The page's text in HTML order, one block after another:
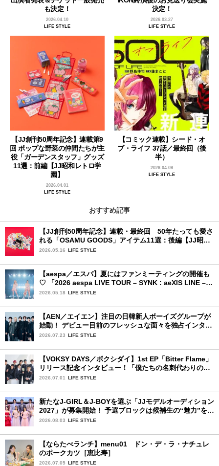
も決定！
2026.04.10
LIFE STYLE
決定！
2026.03.27
LIFE STYLE
【JJ創刊50周年記念】連載第9
回 ポップな野菜の仲間たちが主
役「ガーデンスタッフ」グッズ
11選：前編【JJ昭和レトロ学
園】
2026.04.01
LIFE STYLE
【コミック連載】シード・オ
ブ・ライフ 37話／最終回（後
半）
2026.04.09
LIFE STYLE
おすすめ記事
【JJ創刊50周年記念】連載・最終回 50年たっても愛さ
れる「OSAMU GOODS」アイテム11選：後編【JJ昭和
レトロ学園】
2026.05.16 LIFE STYLE
【aespa／エスパ】夏にはファンミーティングの開催も
♡ 「2026 aespa LIVE TOUR – SYNK : aeXIS LINE – in
JAPAN [SPECIAL EDITION DOME TOUR] 」東京ドー
2026.05.18 LIFE STYLE
【AEN／エイエン】注目の日韓新人ボーイズグループが
始動！ デビュー目前のフレッシュな面々を独占インタビ
ュー。7人の魅力に迫ります♪
2026.07.23 LIFE STYLE
【VOKSY DAYS／ボクシダイ】1st EP「Bitter Flame」
リリース記念インタビュー！「僕たちの名刺代わりのよ
うなアルバム」
2026.07.01 LIFE STYLE
新たなJ-GIRL＆J-BOYを選ぶ「JJモデルオーディション
2027」が募集開始！ 予選ブロックは候補生の“魅力”を重
視した「新システム」に変わります
2026.08.03 LIFE STYLE
【ならたべランチ】menu01 ドン・デ・ラ・ナチュレ
のポークカツ［恵比寿］
2026.07.05 LIFE STYLE